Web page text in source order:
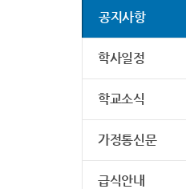
공지사항
학사일정
학교소식
가정통신문
급식안내